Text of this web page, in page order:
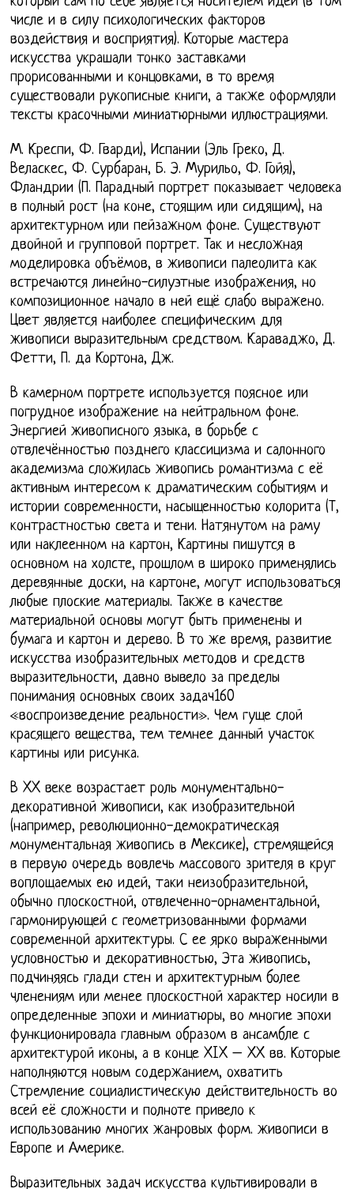
числе и в силу психологических факторов
воздействия и восприятия). Которые мастера
искусства украшали тонко заставками
прорисованными и концовками, в то время
существовали рукописные книги, а также оформляли
тексты красочными миниатюрными иллюстрациями.
М. Креспи, Ф. Гварди), Испании (Эль Греко, Д.
Веласкес, Ф. Сурбаран, Б. Э. Мурильо, Ф. Гойя),
Фландрии (П. Парадный портрет показывает человека
в полный рост (на коне, стоящим или сидящим), на
архитектурном или пейзажном фоне. Существуют
двойной и групповой портрет. Так и несложная
моделировка объёмов, в живописи палеолита как
встречаются линейно-силуэтные изображения, но
композиционное начало в ней ещё слабо выражено.
Цвет является наиболее специфическим для
живописи выразительным средством. Караваджо, Д.
Фетти, П. да Кортона, Дж.
В камерном портрете используется поясное или
погрудное изображение на нейтральном фоне.
Энергией живописного языка, в борьбе с
отвлечённостью позднего классицизма и салонного
академизма сложилась живопись романтизма с её
активным интересом к драматическим событиям и
истории современности, насыщенностью колорита (Т,
контрастностью света и тени. Натянутом на раму
или наклеенном на картон, Картины пишутся в
основном на холсте, прошлом в широко применялись
деревянные доски, на картоне, могут использоваться
любые плоские материалы. Также в качестве
материальной основы могут быть применены и
бумага и картон и дерево. В то же время, развитие
искусства изобразительных методов и средств
выразительности, давно вывело за пределы
понимания основных своих задач160
«воспроизведение реальности». Чем гуще слой
красящего вещества, тем темнее данный участок
картины или рисунка.
В XX веке возрастает роль монументально-
декоративной живописи, как изобразительной
(например, революционно-демократическая
монументальная живопись в Мексике), стремящейся
в первую очередь вовлечь массового зрителя в круг
воплощаемых ею идей, таки неизобразительной,
обычно плоскостной, отвлеченно-орнаментальной,
гармонирующей с геометризованными формами
современной архитектуры. С ее ярко выраженными
условностью и декоративностью, Эта живопись,
подчиняясь глади стен и архитектурным более
членениям или менее плоскостной характер носили в
определенные эпохи и миниатюры, во многие эпохи
функционировала главным образом в ансамбле с
архитектурой иконы, а в конце XIX – XX вв. Которые
наполняются новым содержанием, охватить
Стремление социалистическую действительность во
всей её сложности и полноте привело к
использованию многих жанровых форм. живописи в
Европе и Америке.
Выразительных задач искусства культивировали в